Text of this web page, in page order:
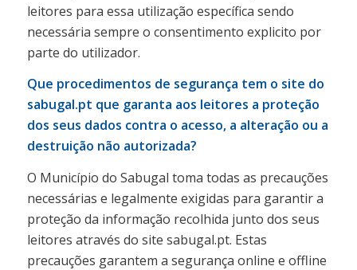
leitores para essa utilização específica sendo
necessária sempre o consentimento explicito por
parte do utilizador.
Que procedimentos de segurança tem o site do
sabugal.pt que garanta aos leitores a proteção
dos seus dados contra o acesso, a alteração ou a
destruição não autorizada?
O Município do Sabugal toma todas as precauções
necessárias e legalmente exigidas para garantir a
proteção da informação recolhida junto dos seus
leitores através do site sabugal.pt. Estas
precauções garantem a segurança online e offline